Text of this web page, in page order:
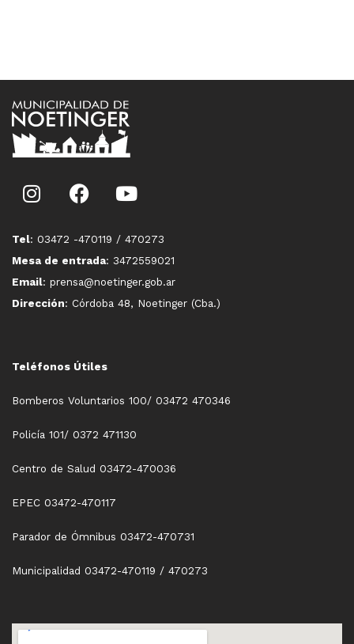
Tel: 03472 -470119 / 470273
Mesa de entrada: 3472559021
Email: prensa@noetinger.gob.ar
Dirección: Córdoba 48, Noetinger (Cba.)
Teléfonos Útiles
Bomberos Voluntarios 100/ 03472 470346
Policía 101/ 0372 471130
Centro de Salud 03472-470036
EPEC 03472-470117
Parador de Ómnibus 03472-470731
Municipalidad 03472-470119 / 470273